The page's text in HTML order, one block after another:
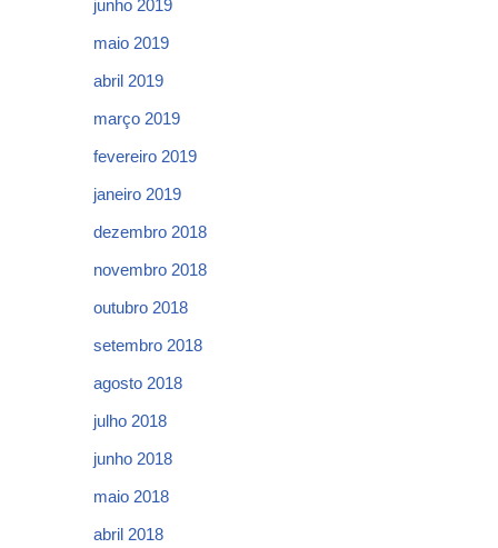
junho 2019
maio 2019
abril 2019
março 2019
fevereiro 2019
janeiro 2019
dezembro 2018
novembro 2018
outubro 2018
setembro 2018
agosto 2018
julho 2018
junho 2018
maio 2018
abril 2018